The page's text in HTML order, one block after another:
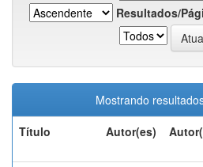
Resultados/
Mostrando
Título
Autor(es)